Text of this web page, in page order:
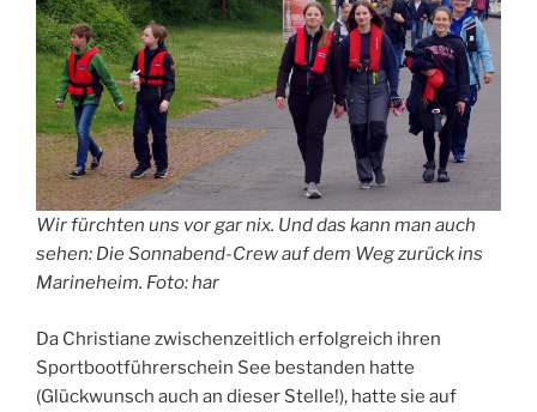
Wir fürchten uns vor gar nix. Und das kann man auch
sehen: Die Sonnabend-Crew auf dem Weg zurück ins
Marineheim. Foto: har
Da Christiane zwischenzeitlich erfolgreich ihren
Sportbootführerschein See bestanden hatte
(Glückwunsch auch an dieser Stelle!), hatte sie auf